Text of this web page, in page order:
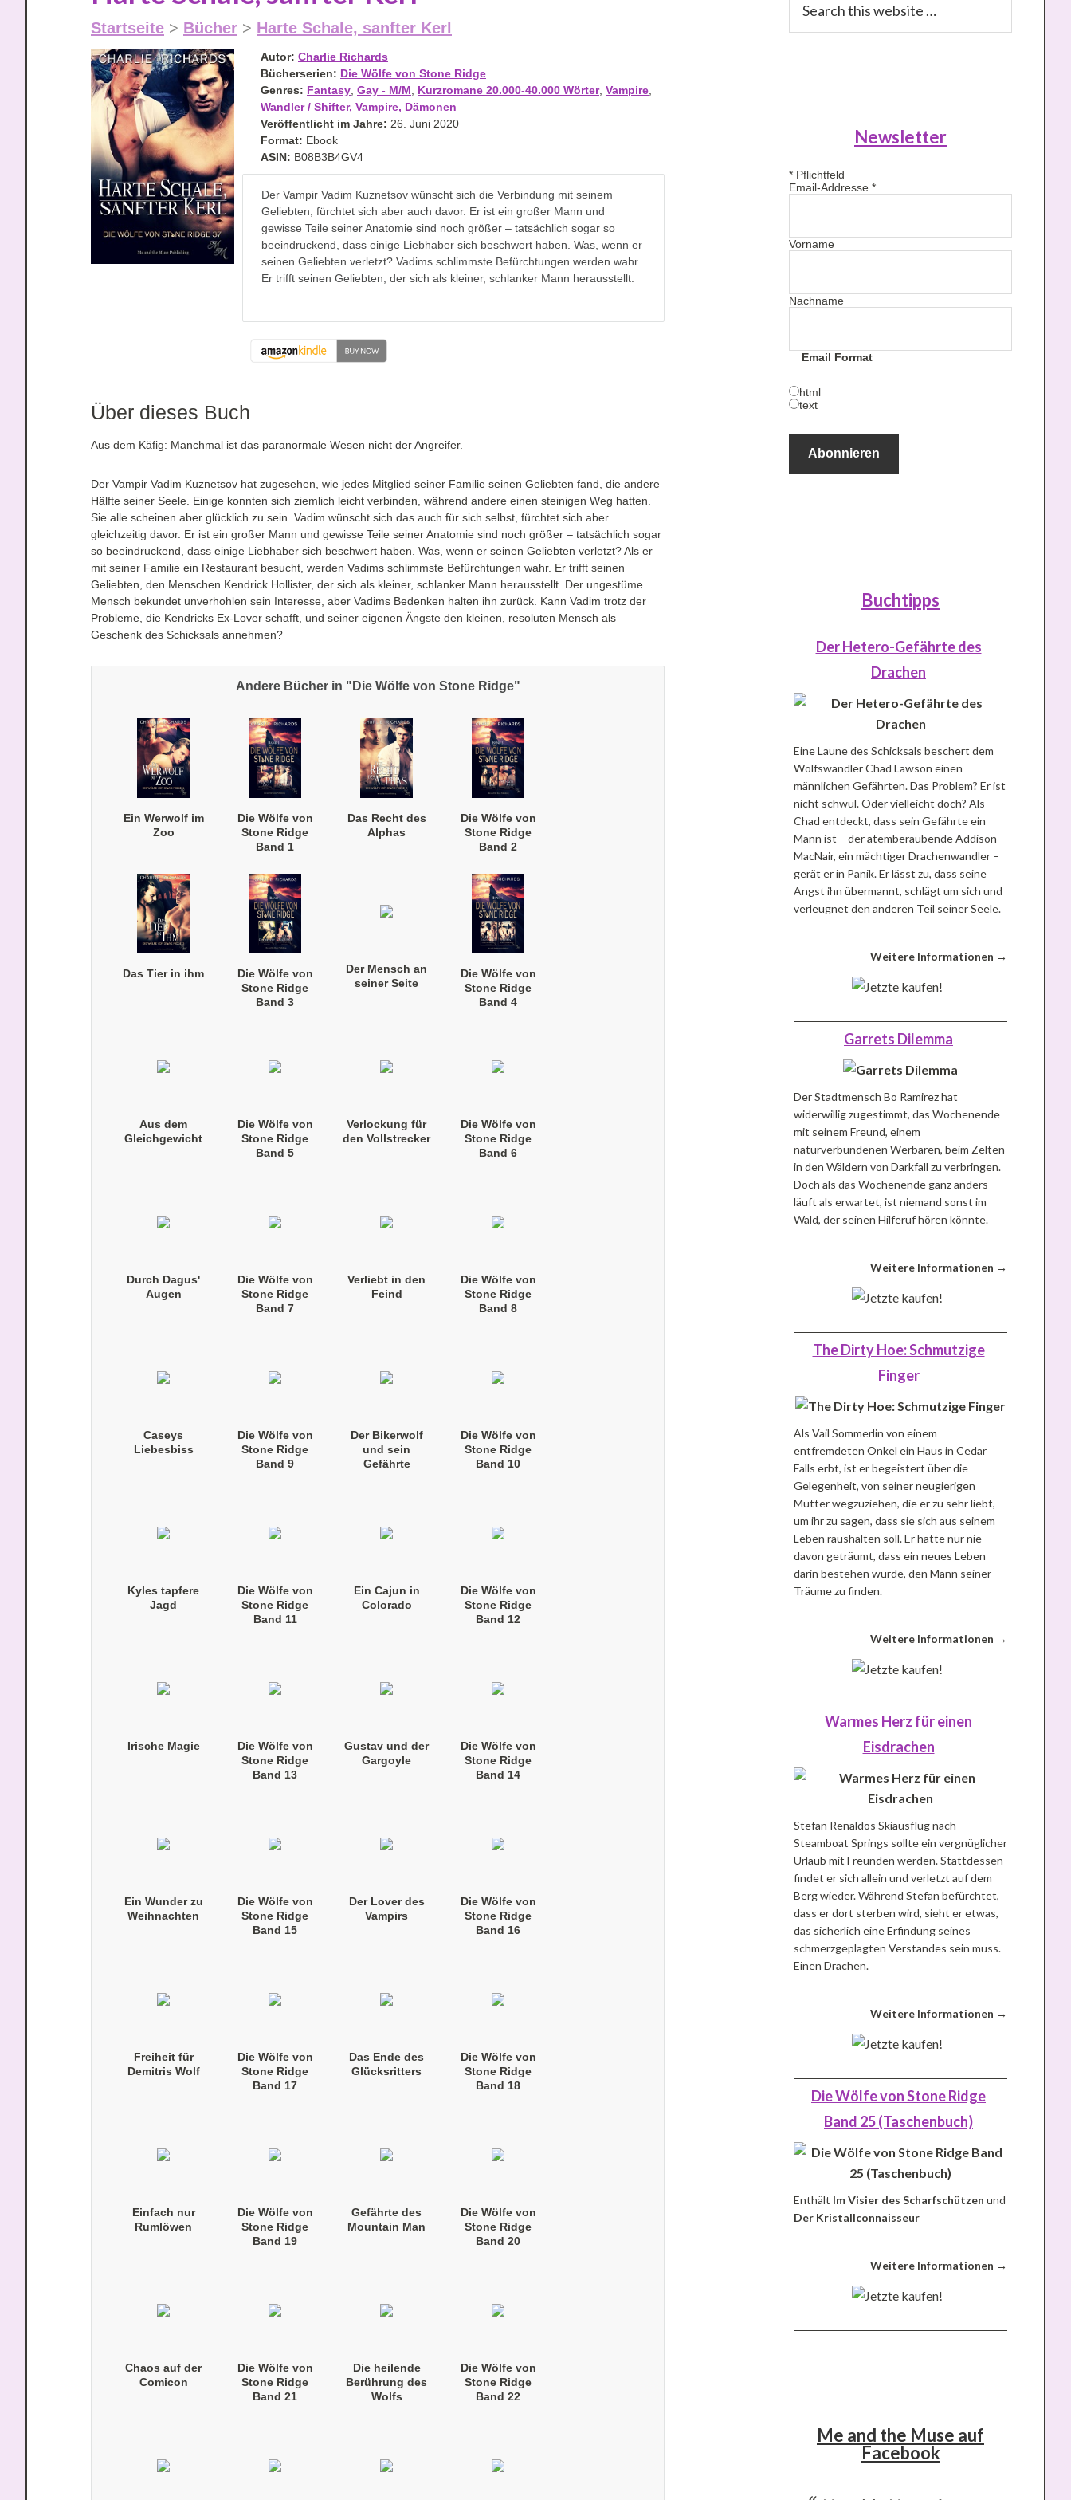
Startseite > Bücher > Harte Schale, sanfter Kerl
Autor: Charlie Richards
Bücherserien: Die Wölfe von Stone Ridge
Genres: Fantasy Gay - M/M Kurzromane 20.000-40.000 Wörter, Vampire
Wandler / Shifter, Vampire, Dämonen
Veröffentlicht im Jahre: 26. Juni 2020
Format: Ebook
ASIN: B08B3B4GV4
Der Vampir Vadim Kuznetsov wünscht sich die Verbindung mit seinem
Geliebten, fürchtet sich aber auch davor. Er ist ein großer Mann und
gewisse Teile seiner Anatomie sind noch größer – tatsächlich sogar so
beeindruckend, dass einige Liebhaber sich beschwert haben. Was, wenn er
seinen Geliebten verletzt? Vadims schlimmste Befürchtungen werden wahr.
Er trifft seinen Geliebten, der sich als kleiner, schlanker Mann herausstellt.
Über dieses Buch
Aus dem Käfig: Manchmal ist das paranormale Wesen nicht der Angreifer.
Der Vampir Vadim Kuznetsov hat zugesehen, wie jedes Mitglied seiner Familie seinen Geliebten fand, die andere
Hälfte seiner Seele. Einige konnten sich ziemlich leicht verbinden, während andere einen steinigen Weg hatten.
Sie alle scheinen aber glücklich zu sein. Vadim wünscht sich das auch für sich selbst, fürchtet sich aber
gleichzeitig davor. Er ist ein großer Mann und gewisse Teile seiner Anatomie sind noch größer – tatsächlich sogar
so beeindruckend, dass einige Liebhaber sich beschwert haben. Was, wenn er seinen Geliebten verletzt? Als er
mit seiner Familie ein Restaurant besucht, werden Vadims schlimmste Befürchtungen wahr. Er trifft seinen
Geliebten, den Menschen Kendrick Hollister, der sich als kleiner, schlanker Mann herausstellt. Der ungestüme
Mensch bekundet unverhohlen sein Interesse, aber Vadims Bedenken halten ihn zurück. Kann Vadim trotz der
Probleme, die Kendricks Ex-Lover schafft, und seiner eigenen Ängste den kleinen, resoluten Mensch als
Geschenk des Schicksals annehmen?
Andere Bücher in "Die Wölfe von Stone Ridge"
Ein Werwolf im
Zoo
Die Wölfe von
Stone Ridge
Band 1
Das Recht des
Alphas
Die Wölfe von
Stone Ridge
Band 2
Das Tier in ihm
Die Wölfe von
Stone Ridge
Band 3
Der Mensch an
seiner Seite
Die Wölfe von
Stone Ridge
Band 4
Aus dem
Gleichgewicht
Die Wölfe von
Stone Ridge
Band 5
Verlockung für
den Vollstrecker
Die Wölfe von
Stone Ridge
Band 6
Durch Dagus'
Augen
Die Wölfe von
Stone Ridge
Band 7
Verliebt in den
Feind
Die Wölfe von
Stone Ridge
Band 8
Caseys
Liebesbiss
Die Wölfe von
Stone Ridge
Band 9
Der Bikerwolf
und sein
Gefährte
Die Wölfe von
Stone Ridge
Band 10
Kyles tapfere
Jagd
Die Wölfe von
Stone Ridge
Band 11
Ein Cajun in
Colorado
Die Wölfe von
Stone Ridge
Band 12
Irische Magie
Die Wölfe von
Stone Ridge
Band 13
Gustav und der
Gargoyle
Die Wölfe von
Stone Ridge
Band 14
Ein Wunder zu
Weihnachten
Die Wölfe von
Stone Ridge
Band 15
Der Lover des
Vampirs
Die Wölfe von
Stone Ridge
Band 16
Freiheit für
Demitris Wolf
Die Wölfe von
Stone Ridge
Band 17
Das Ende des
Glücksritters
Die Wölfe von
Stone Ridge
Band 18
Einfach nur
Rumlöwen
Die Wölfe von
Stone Ridge
Band 19
Gefährte des
Mountain Man
Die Wölfe von
Stone Ridge
Band 20
Chaos auf der
Comicon
Die Wölfe von
Stone Ridge
Band 21
Die heilende
Berührung des
Wolfs
Die Wölfe von
Stone Ridge
Band 22
this
Newsletter
* Pflichtfeld
Email-Addresse *
Vorname
Nachname
Email Format
html
text
Buchtipps
Der Hetero-Gefährte des
Drachen
Eine Laune des Schicksals beschert dem
Wolfswandler Chad Lawson einen
männlichen Gefährten. Das Problem? Er ist
nicht schwul. Oder vielleicht doch? Als
Chad entdeckt, dass sein Gefährte ein
Mann ist – der atemberaubende Addison
MacNair, ein mächtiger Drachenwandler –
gerät er in Panik. Er lässt zu, dass seine
Angst ihn übermannt, schlägt um sich und
verleugnet den anderen Teil seiner Seele.
Weitere Informationen →
Garrets Dilemma
Der Stadtmensch Bo Ramirez hat
widerwillig zugestimmt, das Wochenende
mit seinem Freund, einem
naturverbundenen Werbären, beim Zelten
in den Wäldern von Darkfall zu verbringen.
Doch als das Wochenende ganz anders
läuft als erwartet, ist niemand sonst im
Wald, der seinen Hilferuf hören könnte.
Weitere Informationen →
The Dirty Hoe: Schmutzige
Finger
Als Vail Sommerlin von einem
entfremdeten Onkel ein Haus in Cedar
Falls erbt, ist er begeistert über die
Gelegenheit, von seiner neugierigen
Mutter wegzuziehen, die er zu sehr liebt,
um ihr zu sagen, dass sie sich aus seinem
Leben raushalten soll. Er hätte nur nie
davon geträumt, dass ein neues Leben
darin bestehen würde, den Mann seiner
Träume zu finden.
Weitere Informationen →
Warmes Herz für einen
Eisdrachen
Stefan Renaldos Skiausflug nach
Steamboat Springs sollte ein vergnüglicher
Urlaub mit Freunden werden. Stattdessen
findet er sich allein und verletzt auf dem
Berg wieder. Während Stefan befürchtet,
dass er dort sterben wird, sieht er etwas,
das sicherlich eine Erfindung seines
schmerzgeplagten Verstandes sein muss.
Einen Drachen.
Weitere Informationen →
Die Wölfe von Stone Ridge
Band 25 (Taschenbuch)
Enthält Im Visier des Scharfschützen und
Der Kristallconnaisseur
Weitere Informationen →
Me and the Muse auf
Facebook